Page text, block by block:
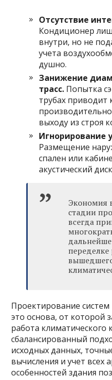
Отсутствие
Кондиционер
внутри, но не
учета
душно.
Занижение
трасс. Попытка
трубах приводит
выходу из строя
Игнорирование
Размещение
спален или
акустический
Экономия
стадии
всегда
Проектирование
это основа, от которой
работа климатического
сбалансированный
исходных данных,
вычисления и учет всех
особенностей здания